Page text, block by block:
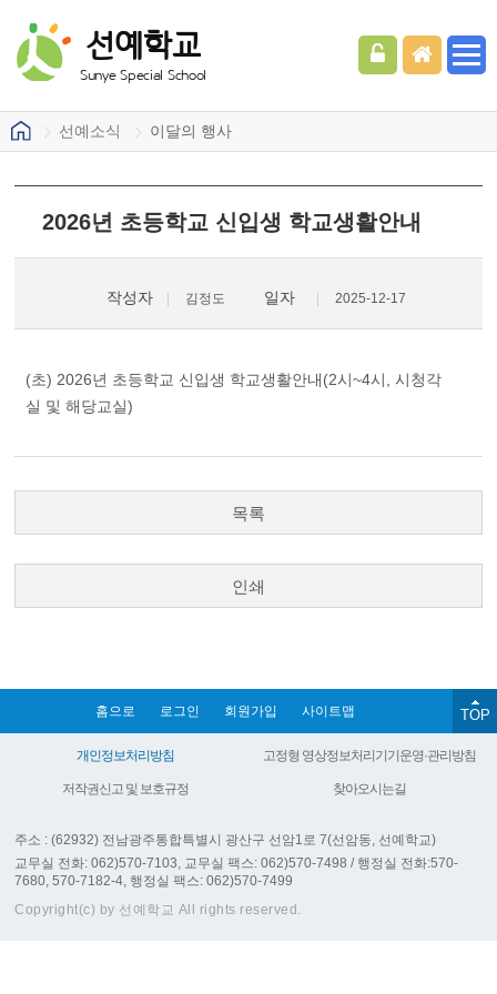
선예학교
Sunye Special School
선예소식 이달의 행사
2026년 초등학교 신입생 학교생활안내
작성자 김정도 일자 2025-12-17
(초) 2026년 초등학교 신입생 학교생활안내(2시~4시, 시청각
실 및 해당교실)
목록
인쇄
홈으로 로그인 회원가입 사이트맵 TOP
개인정보처리방침 고정형 영상정보처리기기운영·관리방침
저작권신고 및 보호규정 찾아오시는길
주소 : (62932) 전남광주통합특별시 광산구 선암1로 7(선암동, 선예학교)
교무실 전화: 062)570-7103, 교무실 팩스: 062)570-7498 / 행정실 전화:570-
7680, 570-7182-4, 행정실 팩스: 062)570-7499
Copyright(c) by 선예학교 All rights reserved.